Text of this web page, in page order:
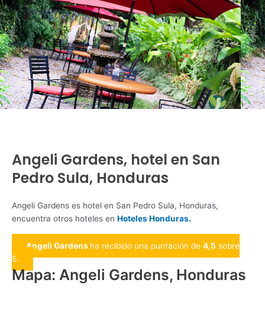
Angeli Gardens, hotel en San
Pedro Sula, Honduras
Angeli Gardens es hotel en San Pedro Sula, Honduras,
encuentra otros hoteles en Hoteles Honduras.
Angeli Gardens ha recibido una puntación de 4,5 sobre
5.
Mapa: Angeli Gardens, Honduras